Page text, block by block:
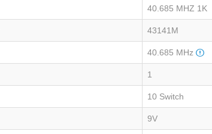
40.685 MHZ 1K
43141M
40.685 MHz
1
10 Switch
9V